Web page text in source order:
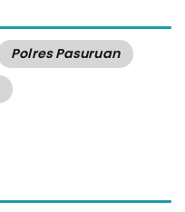
Polres Pasuruan